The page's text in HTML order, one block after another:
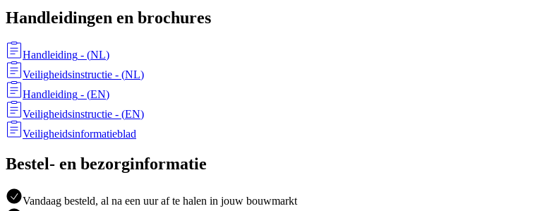
Handleidingen en brochures
Handleiding - (NL)
Veiligheidsinstructie - (NL)
Handleiding - (EN)
Veiligheidsinstructie - (EN)
Veiligheidsinformatieblad
Bestel- en bezorginformatie
Vandaag besteld, al na een uur af te halen in jouw bouwmarkt